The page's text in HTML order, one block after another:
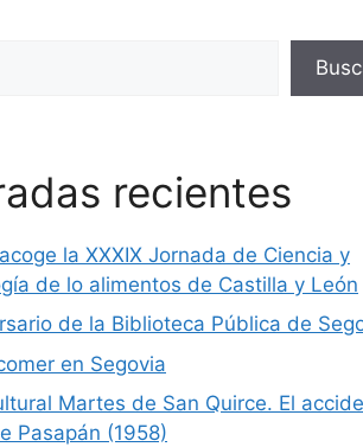
recientes
la XXXIX Jornada de Ciencia y
de lo alimentos de Castilla y León
de la Biblioteca Pública de
en Segovia
Martes de San Quirce. El
Pasapán (1958)